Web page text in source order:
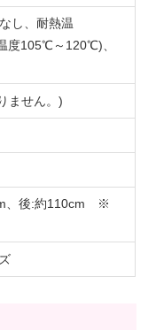
し、耐熱温
度105℃～120℃)、
ません。)
、後:約110cm ※